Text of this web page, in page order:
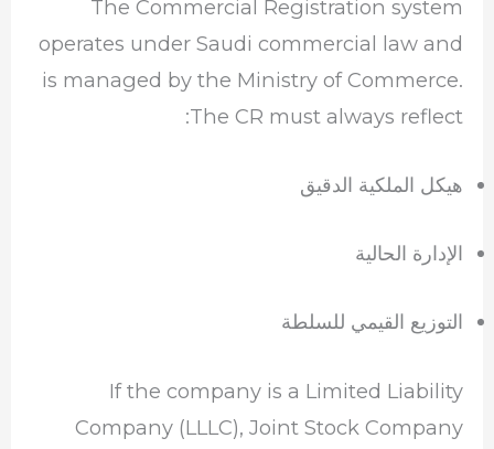
The Commercial Registration system
operates under Saudi commercial law and
is managed by the Ministry of Commerce.
The CR must always reflect:
هيكل الملكية الدقيق
الإدارة الحالية
التوزيع القيمي للسلطة
If the company is a Limited Liability
Company (LLLC), Joint Stock Company